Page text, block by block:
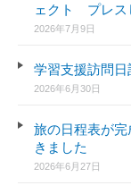
ェクト プレス
2026年7月9日
学習支援訪問
2026年6月30日
旅の日程表が
きました
2026年6月27日
し
よ